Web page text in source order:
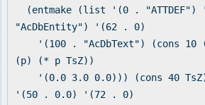
(entmake (list '(0 . "ATTDEF")
"AcDbEntity") '(62 . 0)
'(100 . "AcDbText") (cons 10
(p) (* p TsZ))
'(0.0 3.0 0.0))) (cons 40
'(50 . 0.0) '(72 . 0)